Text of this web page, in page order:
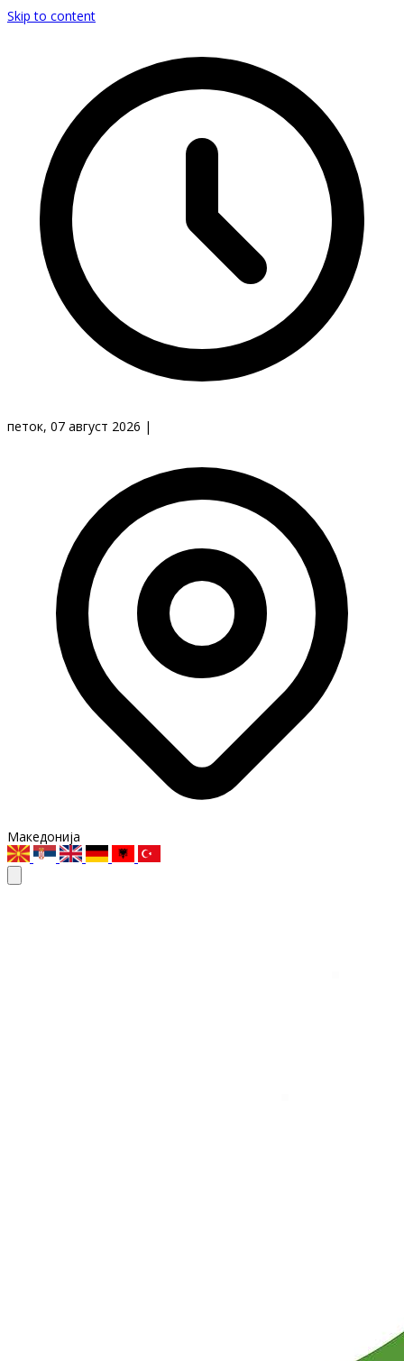
Skip to content
петок, 07 август 2026 |
Македонија